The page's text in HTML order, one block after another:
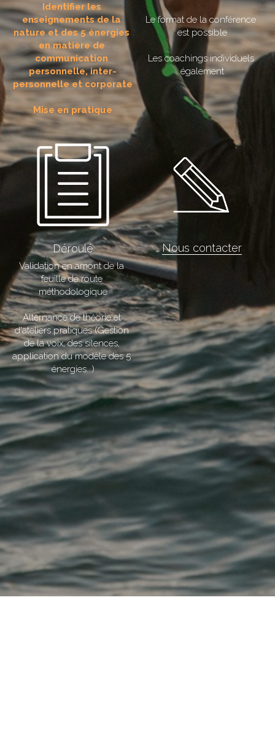
Identifier les
enseignements de la
nature et des 5 énergies
en matière de
communication
personnelle, inter-
personnelle et corporate
Mise en pratique
Le format de la conférence
est possible
Les coachings individuels
également
Déroulé
Validation en amont de la
feuille de route
méthodologique
Alternance de théorie et
d'ateliers pratiques (Gestion
de la voix, des silences,
application du modèle des 5
énergies...)
Nous contacter